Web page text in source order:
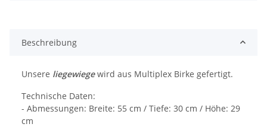
Beschreibung
Unsere liegewiegewird aus Multiplex Birke gefertigt.
Technische Daten:
- Abmessungen: Breite: 55 cm / Tiefe: 30 cm / Höhe: 29
cm